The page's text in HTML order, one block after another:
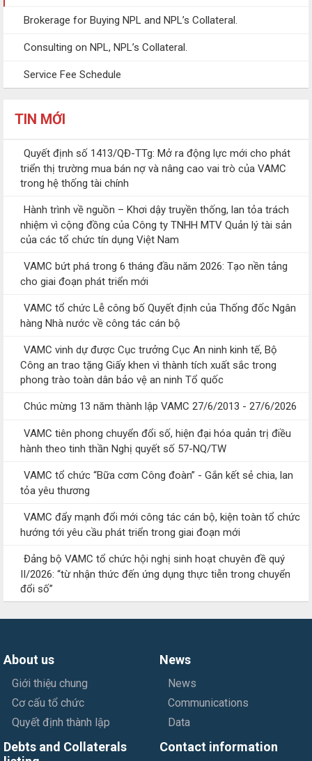
Brokerage for Buying NPL and NPL’s Collateral.
Consulting on NPL, NPL’s Collateral.
Service Fee Schedule
TIN MỚI
Quyết định số 1413/QĐ-TTg: Mở ra động lực mới cho phát
triển thị trường mua bán nợ và nâng cao vai trò của VAMC
trong hệ thống tài chính
Hành trình về nguồn – Khơi dậy truyền thống, lan tỏa trách
nhiệm vì cộng đồng của Công ty TNHH MTV Quản lý tài sản
của các tổ chức tín dụng Việt Nam
VAMC bứt phá trong 6 tháng đầu năm 2026: Tạo nền tảng
cho giai đoạn phát triển mới
VAMC tổ chức Lễ công bố Quyết định của Thống đốc Ngân
hàng Nhà nước về công tác cán bộ
VAMC vinh dự được Cục trưởng Cục An ninh kinh tế, Bộ
Công an trao tặng Giấy khen vì thành tích xuất sắc trong
phong trào toàn dân bảo vệ an ninh Tổ quốc
Chúc mừng 13 năm thành lập VAMC 27/6/2013 - 27/6/2026
VAMC tiên phong chuyển đổi số, hiện đại hóa quản trị điều
hành theo tinh thần Nghị quyết số 57-NQ/TW
VAMC tổ chức “Bữa cơm Công đoàn” - Gắn kết sẻ chia, lan
tỏa yêu thương
VAMC đẩy mạnh đổi mới công tác cán bộ, kiện toàn tổ chức
hướng tới yêu cầu phát triển trong giai đoạn mới
Đảng bộ VAMC tổ chức hội nghị sinh hoạt chuyên đề quý
II/2026: “từ nhận thức đến ứng dụng thực tiễn trong chuyển
đổi số”
About us
Giới thiệu chung
Cơ cấu tổ chức
Quyết định thành lập
News
News
Communications
Data
Debts and Collaterals
Contact information